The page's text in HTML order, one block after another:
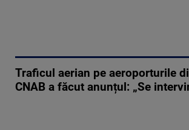
Traficul aerian pe aeroporturile
CNAB a făcut anunțul: „Se